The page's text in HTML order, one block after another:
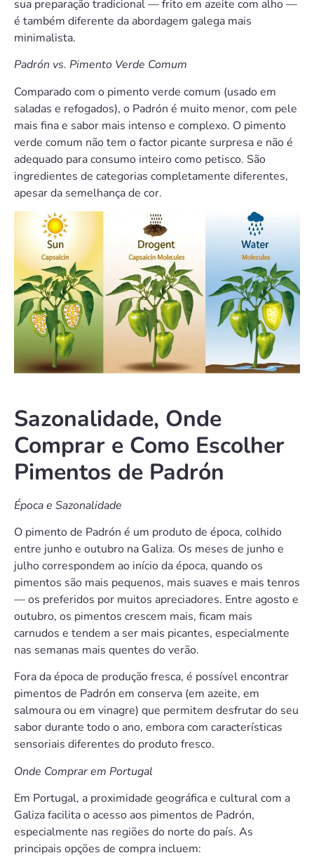
sua preparação tradicional — frito em azeite com alho —
é também diferente da abordagem galega mais
minimalista.
Padrón vs. Pimento Verde Comum
Comparado com o pimento verde comum (usado em
saladas e refogados), o Padrón é muito menor, com pele
mais fina e sabor mais intenso e complexo. O pimento
verde comum não tem o factor picante surpresa e não é
adequado para consumo inteiro como petisco. São
ingredientes de categorias completamente diferentes,
apesar da semelhança de cor.
Sazonalidade, Onde
Comprar e Como Escolher
Pimentos de Padrón
Época e Sazonalidade
O pimento de Padrón é um produto de época, colhido
entre junho e outubro na Galiza. Os meses de junho e
julho correspondem ao início da época, quando os
pimentos são mais pequenos, mais suaves e mais tenros
— os preferidos por muitos apreciadores. Entre agosto e
outubro, os pimentos crescem mais, ficam mais
carnudos e tendem a ser mais picantes, especialmente
nas semanas mais quentes do verão.
Fora da época de produção fresca, é possível encontrar
pimentos de Padrón em conserva (em azeite, em
salmoura ou em vinagre) que permitem desfrutar do seu
sabor durante todo o ano, embora com características
sensoriais diferentes do produto fresco.
Onde Comprar em Portugal
Em Portugal, a proximidade geográfica e cultural com a
Galiza facilita o acesso aos pimentos de Padrón,
especialmente nas regiões do norte do país. As
principais opções de compra incluem: